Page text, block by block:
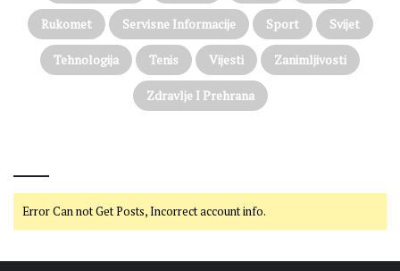
Rukomet Servisne Informacije Sport Svijet
Tehnologija Tenis Vijesti Zanimljivosti
Zdravlje I Prehrana
Error Can not Get Posts, Incorrect account info.